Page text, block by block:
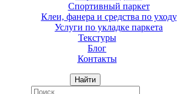
Спортивный паркет
Клеи, фанера и средства по уходу
Услуги по укладке паркета
Текстуры
Блог
Контакты
Найти